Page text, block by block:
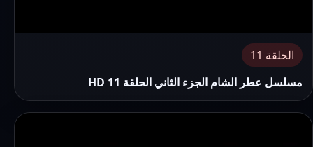
الحلقة 11
مسلسل عطر الشام الجزء الثاني الحلقة 11 HD